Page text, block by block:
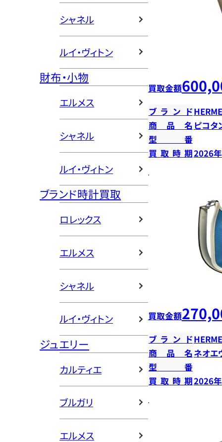
シャネル
ルイ・ヴィトン
財布・小物
エルメス
シャネル
ルイ・ヴィトン
ブランド時計買取
ロレックス
エルメス
シャネル
ルイ・ヴィトン
ジュエリー
カルティエ
ブルガリ
エルメス
買取金額
ブランド
商品名 ピコタ
型番
買取時期2026
買取金額
ブランド
商品名 ネオエ
型番
買取時期2026